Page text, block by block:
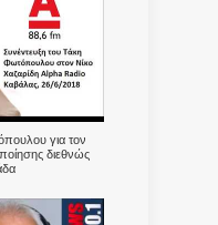
για τον
διεθνώς